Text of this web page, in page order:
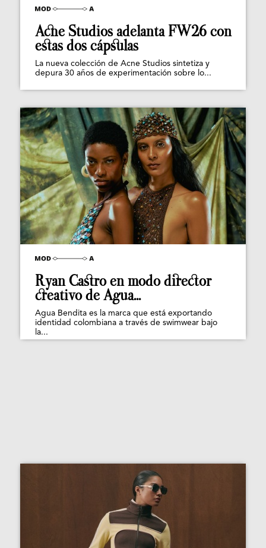
Acne Studios adelanta FW26 con
estas dos cápsulas
La nueva colección de Acne Studios sintetiza y
depura 30 años de experimentación sobre lo...
Ryan Castro en modo director
creativo de Agua...
Agua Bendita es la marca que está exportando
identidad colombiana a través de swimwear bajo
la...